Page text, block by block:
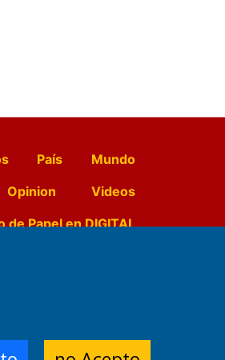
País
Mundo
Opinion
Videos
de Papel en DIGITAL